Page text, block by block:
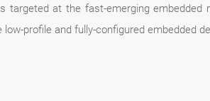
targeted at the fast-emerging embedded
profile and fully-configured embedded